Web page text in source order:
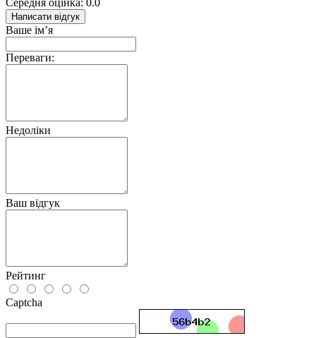
Середня оцінка: 0.0
Написати відгук
Ваше ім’я
Переваги:
Недоліки
Ваш відгук
Рейтинг
Captcha